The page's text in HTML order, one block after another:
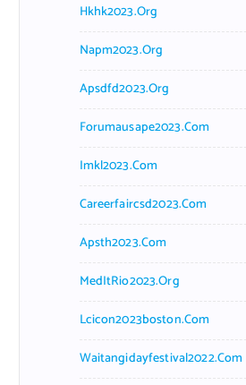
Hkhk2023.org
Napm2023.org
Apsdfd2023.org
Forumausape2023.com
Imkl2023.com
Careerfaircsd2023.com
Apsth2023.com
MedItRio2023.org
Lcicon2023boston.com
Waitangidayfestival2022.com